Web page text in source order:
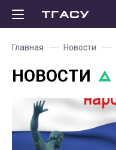
Главная Новости
НОВОСТИ